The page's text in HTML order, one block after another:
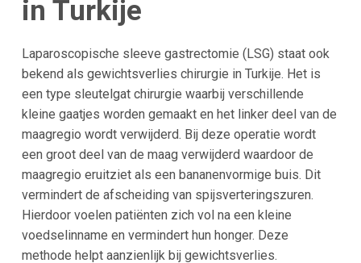
in Turkije
Laparoscopische sleeve gastrectomie (LSG) staat ook
bekend als gewichtsverlies chirurgie in Turkije. Het is
een type sleutelgat chirurgie waarbij verschillende
kleine gaatjes worden gemaakt en het linker deel van de
maagregio wordt verwijderd. Bij deze operatie wordt
een groot deel van de maag verwijderd waardoor de
maagregio eruitziet als een bananenvormige buis. Dit
vermindert de afscheiding van spijsverteringszuren.
Hierdoor voelen patiënten zich vol na een kleine
voedselinname en vermindert hun honger. Deze
methode helpt aanzienlijk bij gewichtsverlies.